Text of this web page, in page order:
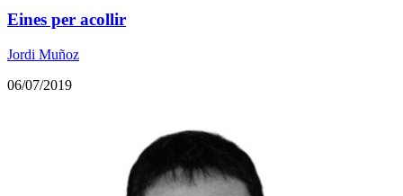
Eines per acollir
Jordi Muñoz
06/07/2019